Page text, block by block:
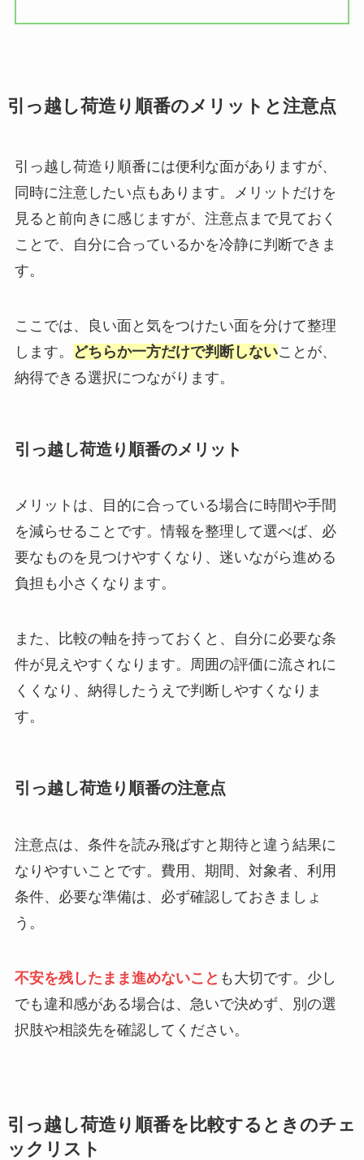
引っ越し荷造り順番のメリットと注意点
引っ越し荷造り順番には便利な面がありますが、
同時に注意したい点もあります。メリットだけを
見ると前向きに感じますが、注意点まで見ておく
ことで、自分に合っているかを冷静に判断できま
す。
ここでは、良い面と気をつけたい面を分けて整理
します。
どちらか一方だけで判断しないことが、
納得できる選択につながります。
引っ越し荷造り順番のメリット
メリットは、目的に合っている場合に時間や手間
を減らせることです。情報を整理して選べば、必
要なものを見つけやすくなり、迷いながら進める
負担も小さくなります。
また、比較の軸を持っておくと、自分に必要な条
件が見えやすくなります。周囲の評価に流されに
くくなり、納得したうえで判断しやすくなりま
す。
引っ越し荷造り順番の注意点
注意点は、条件を読み飛ばすと期待と違う結果に
なりやすいことです。費用、期間、対象者、利用
条件、必要な準備は、必ず確認しておきましょ
う。
不安を残したまま進めないこと も大切です。少し
でも違和感がある場合は、急いで決めず、別の選
択肢や相談先を確認してください。
引っ越し荷造り順番を比較するときのチェ
ックリスト